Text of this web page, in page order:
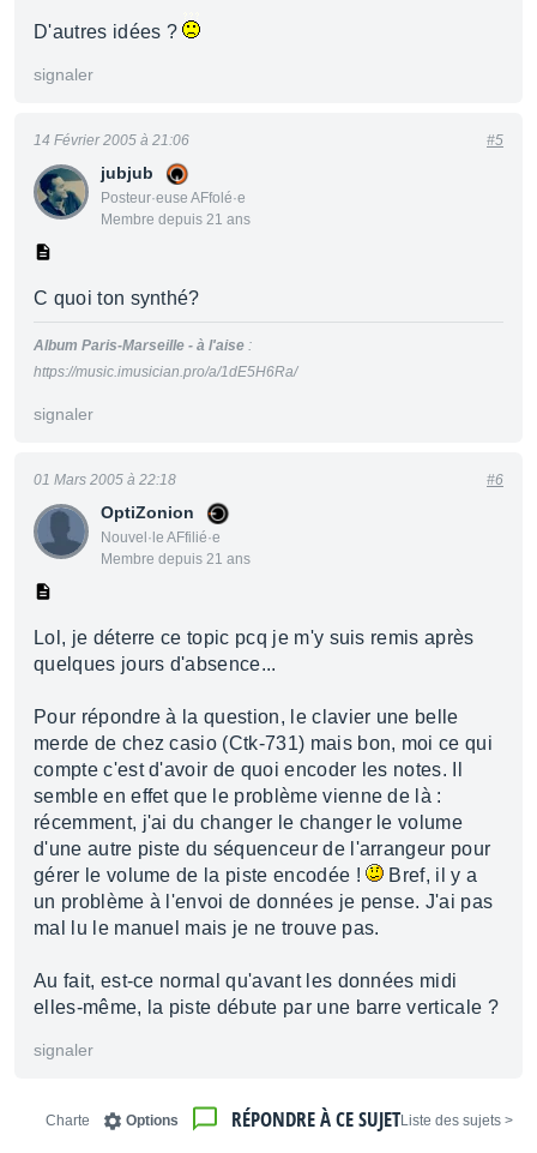
D'autres idées ?
signaler
jubjub
Posteur·euse AFfolé·e
Membre depuis 21 ans
14 Février 2005 à 21:06 #5
C quoi ton synthé?
Album Paris-Marseille - à l'aise :
https://music.imusician.pro/a/1dE5H6Ra/
signaler
OptiZonion
Nouvel·le AFfilié·e
Membre depuis 21 ans
01 Mars 2005 à 22:18 #6
Lol, je déterre ce topic pcq je m'y suis remis après
quelques jours d'absence...
Pour répondre à la question, le clavier une belle
merde de chez casio (Ctk-731) mais bon, moi ce qui
compte c'est d'avoir de quoi encoder les notes. Il
semble en effet que le problème vienne de là :
récemment, j'ai du changer le changer le volume
d'une autre piste du séquenceur de l'arrangeur pour
gérer le volume de la piste encodée !
Bref, il y a
un problème à l'envoi de données je pense. J'ai pas
mal lu le manuel mais je ne trouve pas.
Au fait, est-ce normal qu'avant les données midi
elles-même, la piste débute par une barre verticale ?
signaler
< Liste des sujets
RÉPONDRE À CE SUJET
Options
Charte